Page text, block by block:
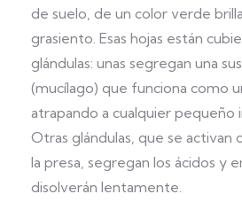
de suelo, de un color verde
grasiento. Esas hojas están
glándulas: unas segregan una
(mucílago) que funciona como
atrapando a cualquier pequeño
Otras glándulas, que se
la presa, segregan los ácidos y
disolverán lentamente.